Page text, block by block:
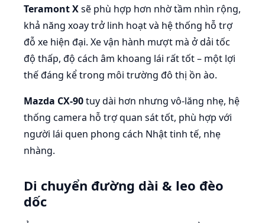
Teramont Xsẽ phù hợp hơn nhờ tầm nhìn rộng,
khả năng xoay trở linh hoạt và hệ thống hỗ trợ
đỗ xe hiện đại. Xe vận hành mượt mà ở dải tốc
độ thấp, độ cách âm khoang lái rất tốt – một lợi
thế đáng kể trong môi trường đô thị ồn ào.
Mazda CX-90tuy dài hơn nhưng vô-lăng nhẹ, hệ
thống camera hỗ trợ quan sát tốt, phù hợp với
người lái quen phong cách Nhật tinh tế, nhẹ
nhàng.
Di chuyển đường dài & leo đèo
dốc